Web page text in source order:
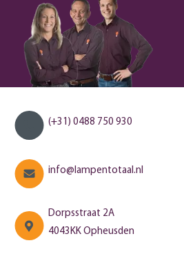
(+31) 0488 750 930
info@lampentotaal.nl
Dorpsstraat 2A
4043KK Opheusden